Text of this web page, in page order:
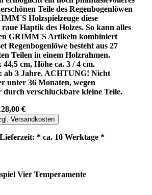
Teile des Regenbogenlöwen
Holzspielzeuge diese
Haptik des Holzes. So kann alles
GRIMM`S Artikeln kombiniert
Regenbogenlöwe besteht aus 27
Teilen in einem Holzrahmen.
44,5 cm, Höhe ca. 3 / 4 cm.
ab 3 Jahre. ACHTUNG! Nicht
unter 36 Monaten, wegen
durch verschluckbare kleine Teile.
€
Versandkosten
* ca. 10 Werktage *